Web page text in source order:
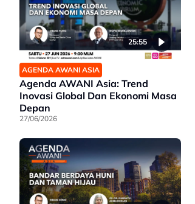
25:55
AGENDA AWANI ASIA
Agenda AWANI Asia: Trend
Inovasi Global Dan Ekonomi Masa
Depan
27/06/2026